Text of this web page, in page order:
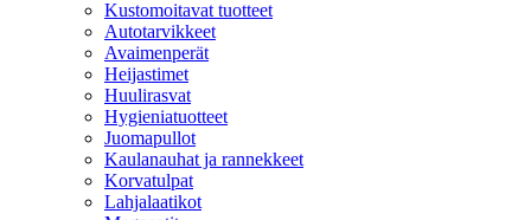
Kustomoitavat tuotteet
Autotarvikkeet
Avaimenperät
Heijastimet
Huulirasvat
Hygieniatuotteet
Juomapullot
Kaulanauhat ja rannekkeet
Korvatulpat
Lahjalaatikot